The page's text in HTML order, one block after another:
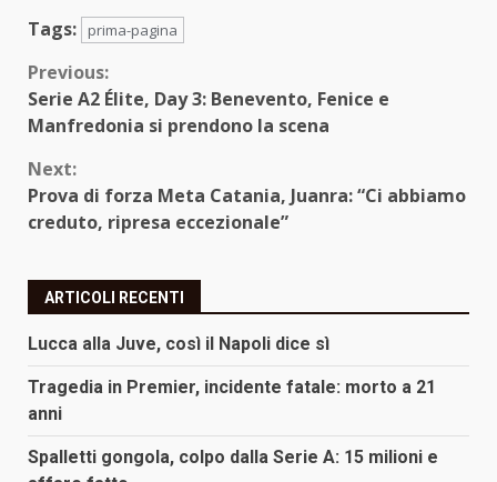
Tags:
prima-pagina
Continue
Reading
Previous:
Serie A2 Élite, Day 3: Benevento, Fenice e
Manfredonia si prendono la scena
Next:
Prova di forza Meta Catania, Juanra: “Ci abbiamo
creduto, ripresa eccezionale”
ARTICOLI RECENTI
Lucca alla Juve, così il Napoli dice sì
Tragedia in Premier, incidente fatale: morto a 21
anni
Spalletti gongola, colpo dalla Serie A: 15 milioni e